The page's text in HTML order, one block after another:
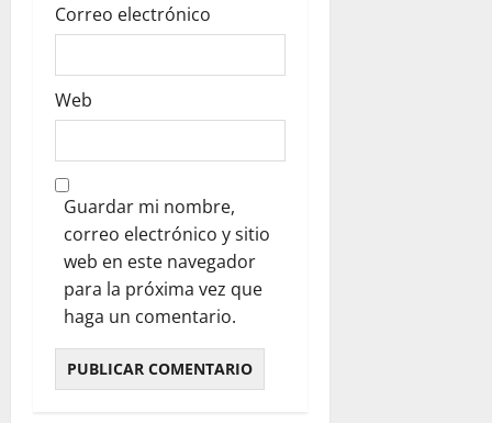
Correo electrónico
Web
Guardar mi nombre,
correo electrónico y sitio
web en este navegador
para la próxima vez que
haga un comentario.